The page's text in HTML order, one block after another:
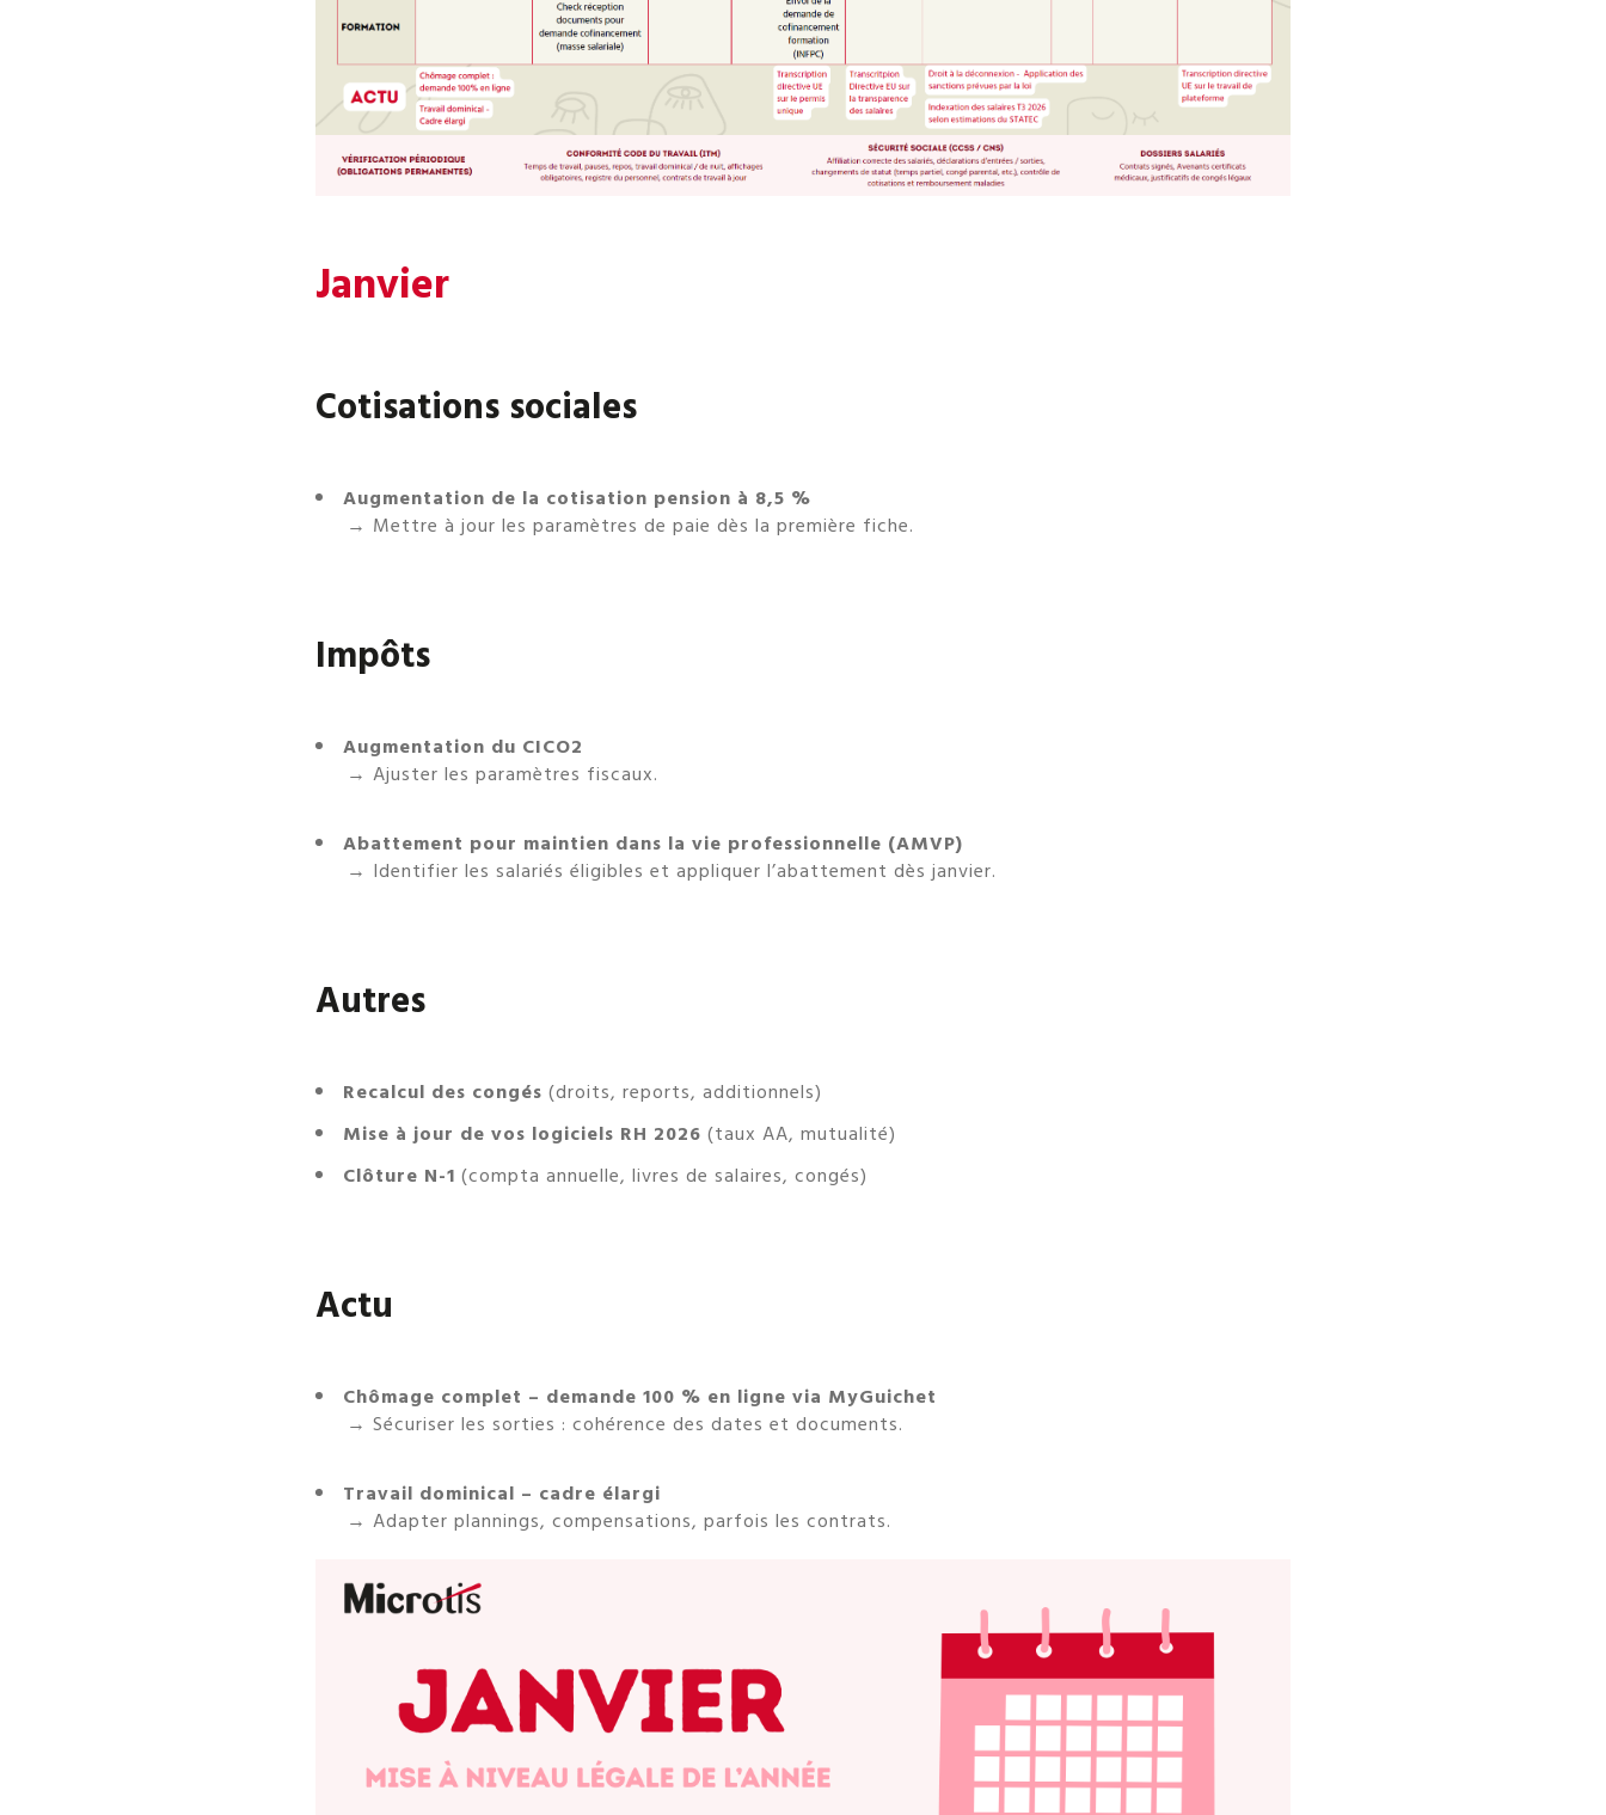
Janvier
Cotisations sociales
Augmentation de la cotisation pension à 8,5 %
→ Mettre à jour les paramètres de paie dès la première fiche.
Impôts
Augmentation du CICO2
→ Ajuster les paramètres fiscaux.
Abattement pour maintien dans la vie professionnelle (AMVP)
→ Identifier les salariés éligibles et appliquer l’abattement dès janvier.
Autres
Recalcul des congés (droits, reports, additionnels)
Mise à jour de vos logiciels RH 2026 (taux AA, mutualité)
Clôture N-1 (compta annuelle, livres de salaires, congés)
Actu
Chômage complet – demande 100 % en ligne via MyGuichet
→ Sécuriser les sorties : cohérence des dates et documents.
Travail dominical – cadre élargi
→ Adapter plannings, compensations, parfois les contrats.